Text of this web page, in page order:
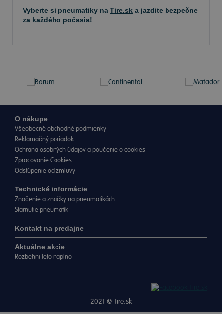
Vyberte si pneumatiky na Tire.sk a jazdite bezpečne
za každého počasia!
O nákupe
Všeobecné obchodné podmienky
Reklamačný poriadok
Ochrana osobných údajov a poučenie o cookies
Zpracovanie Cookies
Odstúpenie od zmluvy
Technické informácie
Značenie a značky na pneumatikách
Starnutie pneumatík
Kontakt na predajne
Aktuálne akcie
Rozbehni leto naplno
2021 © Tire.sk